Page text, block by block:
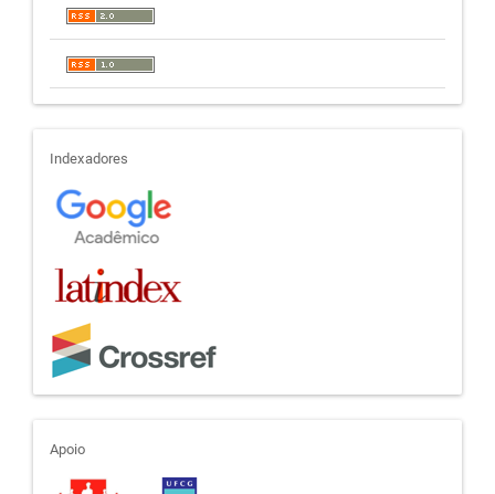
indexadores
Indexadores
apoio
Apoio